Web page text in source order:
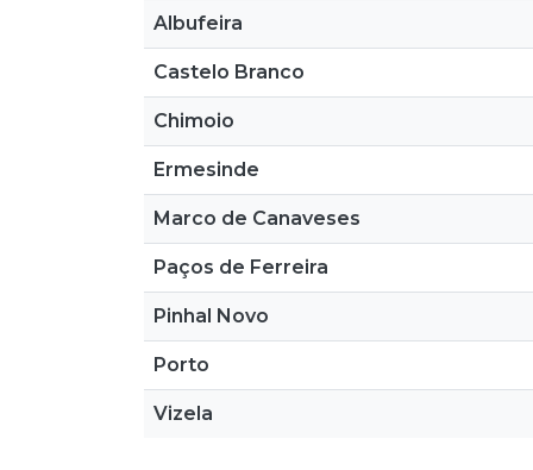
Albufeira
Castelo Branco
Chimoio
Ermesinde
Marco de Canaveses
Paços de Ferreira
Pinhal Novo
Porto
Vizela